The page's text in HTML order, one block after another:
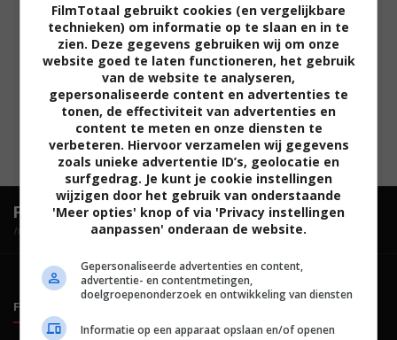
FilmTotaal.Hét online filmoverzicht.
hosted by
FILMTOTAAL
FilmTotaal gebruikt cookies (en vergelijkbare
technieken) om informatie op te slaan en in te
zien. Deze gegevens gebruiken wij om onze
website goed te laten functioneren, het gebruik
van de website te analyseren,
gepersonaliseerde content en advertenties te
tonen, de effectiviteit van advertenties en
content te meten en onze diensten te
verbeteren. Hiervoor verzamelen wij gegevens
zoals unieke advertentie ID’s, geolocatie en
surfgedrag. Je kunt je cookie instellingen
wijzigen door het gebruik van onderstaande
'Meer opties' knop of via 'Privacy instellingen
aanpassen' onderaan de website.
Gepersonaliseerde advertenties en content,
advertentie- en contentmetingen,
doelgroepenonderzoek en ontwikkeling van diensten
Informatie op een apparaat opslaan en/of openen